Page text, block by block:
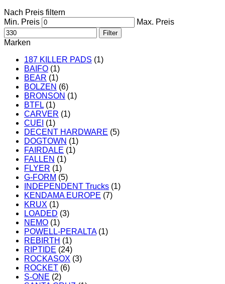
Nach Preis filtern
Min. Preis
Max. Preis
Filter
Marken
187 KILLER PADS (1)
BAIFO (1)
BEAR (1)
BOLZEN (6)
BRONSON (1)
BTFL (1)
CARVER (1)
CUEI (1)
DECENT HARDWARE (5)
DOGTOWN (1)
FAIRDALE (1)
FALLEN (1)
FLYER (1)
G-FORM (5)
INDEPENDENT Trucks (1)
KENDAMA EUROPE (7)
KRUX (1)
LOADED (3)
NEMO (1)
POWELL-PERALTA (1)
REBIRTH (1)
RIPTIDE (24)
ROCKASOX (3)
ROCKET (6)
S-ONE (2)